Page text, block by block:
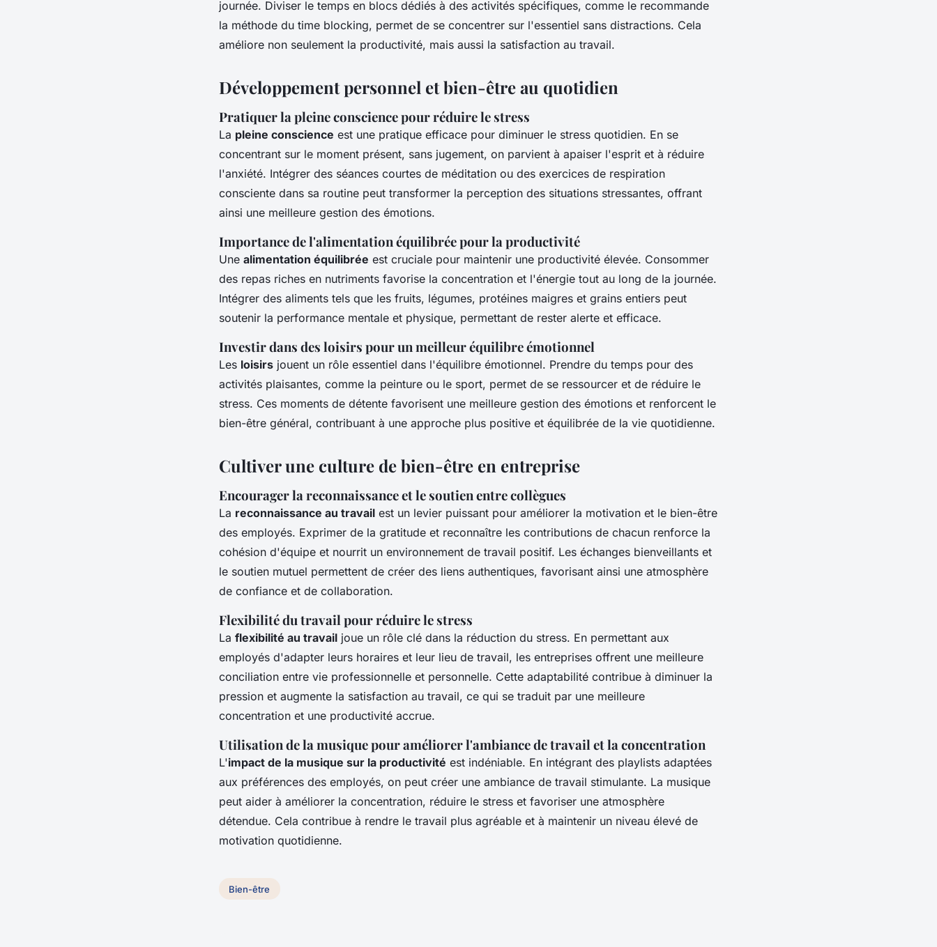
journée. Diviser le temps en blocs dédiés à des activités spécifiques, comme le recommande
la méthode du time blocking, permet de se concentrer sur l'essentiel sans distractions. Cela
améliore non seulement la productivité, mais aussi la satisfaction au travail.
Développement personnel et bien-être au quotidien
Pratiquer la pleine conscience pour réduire le stress
La pleine conscience est une pratique efficace pour diminuer le stress quotidien. En se
concentrant sur le moment présent, sans jugement, on parvient à apaiser l'esprit et à réduire
l'anxiété. Intégrer des séances courtes de méditation ou des exercices de respiration
consciente dans sa routine peut transformer la perception des situations stressantes, offrant
ainsi une meilleure gestion des émotions.
Importance de l'alimentation équilibrée pour la productivité
Une alimentation équilibrée est cruciale pour maintenir une productivité élevée. Consommer
des repas riches en nutriments favorise la concentration et l'énergie tout au long de la journée.
Intégrer des aliments tels que les fruits, légumes, protéines maigres et grains entiers peut
soutenir la performance mentale et physique, permettant de rester alerte et efficace.
Investir dans des loisirs pour un meilleur équilibre émotionnel
Les loisirs jouent un rôle essentiel dans l'équilibre émotionnel. Prendre du temps pour des
activités plaisantes, comme la peinture ou le sport, permet de se ressourcer et de réduire le
stress. Ces moments de détente favorisent une meilleure gestion des émotions et renforcent le
bien-être général, contribuant à une approche plus positive et équilibrée de la vie quotidienne.
Cultiver une culture de bien-être en entreprise
Encourager la reconnaissance et le soutien entre collègues
La reconnaissance au travail est un levier puissant pour améliorer la motivation et le bien-être
des employés. Exprimer de la gratitude et reconnaître les contributions de chacun renforce la
cohésion d'équipe et nourrit un environnement de travail positif. Les échanges bienveillants et
le soutien mutuel permettent de créer des liens authentiques, favorisant ainsi une atmosphère
de confiance et de collaboration.
Flexibilité du travail pour réduire le stress
La flexibilité au travail joue un rôle clé dans la réduction du stress. En permettant aux
employés d'adapter leurs horaires et leur lieu de travail, les entreprises offrent une meilleure
conciliation entre vie professionnelle et personnelle. Cette adaptabilité contribue à diminuer la
pression et augmente la satisfaction au travail, ce qui se traduit par une meilleure
concentration et une productivité accrue.
Utilisation de la musique pour améliorer l'ambiance de travail et la concentration
L'impact de la musique sur la productivité est indéniable. En intégrant des playlists adaptées
aux préférences des employés, on peut créer une ambiance de travail stimulante. La musique
peut aider à améliorer la concentration, réduire le stress et favoriser une atmosphère
détendue. Cela contribue à rendre le travail plus agréable et à maintenir un niveau élevé de
motivation quotidienne.
Bien-être